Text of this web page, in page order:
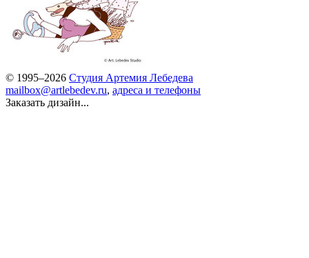
© 1995–2026 Студия Артемия Лебедева
mailbox@artlebedev.ru, адреса и телефоны
Заказать дизайн...